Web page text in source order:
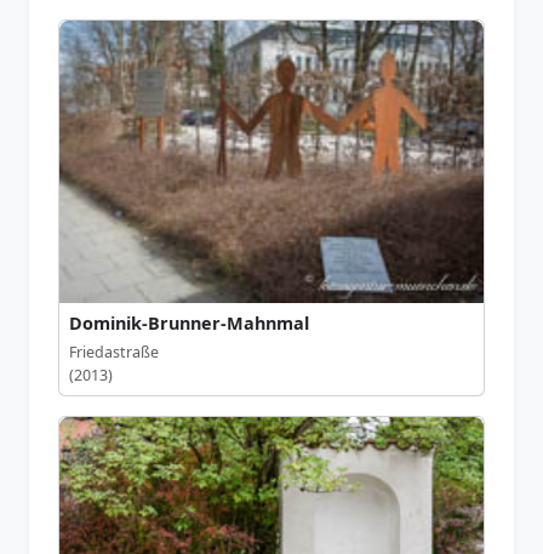
Dominik-Brunner-Mahnmal
Friedastraße
(2013)